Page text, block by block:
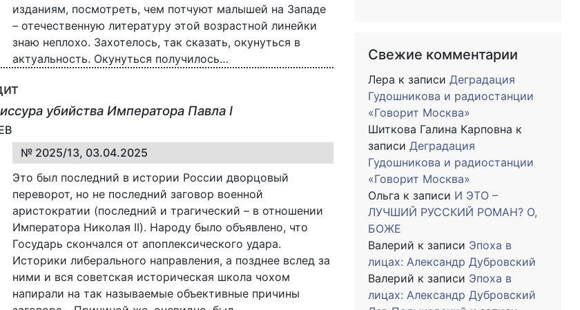
изданиям, посмотреть, чем потчуют малышей на Западе
– отечественную литературу этой возрастной линейки
знаю неплохо. Захотелось, так сказать, окунуться в
актуальность. Окунуться получилось…
убийства Императора Павла I
№ 2025/13, 03.04.2025
Это был последний в истории России дворцовый
переворот, но не последний заговор военной
аристократии (последний и трагический – в отношении
Императора Николая II). Народу было объявлено, что
Государь скончался от апоплексического удара.
Историки либерального направления, а позднее вслед за
ними и вся советская историческая школа чохом
напирали на так называемые объективные причины
Свежие комментарии
Лера к записи Деградация
Гудошникова и радиостанции
«Говорит Москва»
Шиткова Галина Карповна к
записи Деградация
Гудошникова и радиостанции
«Говорит Москва»
Ольга к записи И ЭТО –
ЛУЧШИЙ РУССКИЙ РОМАН? О,
БОЖЕ
Валерий к записи Эпоха в
лицах: Александр Дубровский
Валерий к записи Эпоха в
лицах: Александр Дубровский